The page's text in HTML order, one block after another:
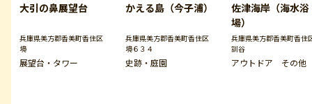
大引の鼻展望台
兵庫県美方郡香美町香住区
境
展望台・タワー
かえる島（今子浦）
兵庫県美方郡香美町香住区
境６３４
史跡・庭園
佐津海岸（海水浴
場）
兵庫県美方郡香美町香住
訓谷
アウトドア その他